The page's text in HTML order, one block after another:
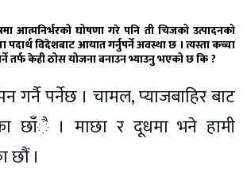
आत्मनिर्भरको घोषणा गरे पनि ती चिजको उत्पादनको
विदेशबाट आयात गर्नुपर्ने अवस्था छ । त्यस्ता कच्चा
तर्फ केही ठोस योजना बनाउन भ्याउनु भएको छ कि ?
गर्नै पर्नेछ । चामल, प्याजबाहिर बाट
छाँै । माछा र दूधमा भने हामी
छौं ।